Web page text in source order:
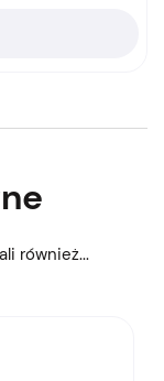
również...